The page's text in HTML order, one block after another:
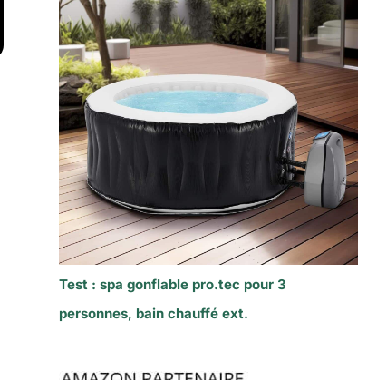
Test : spa gonflable pro.tec pour 3
personnes, bain chauffé ext.